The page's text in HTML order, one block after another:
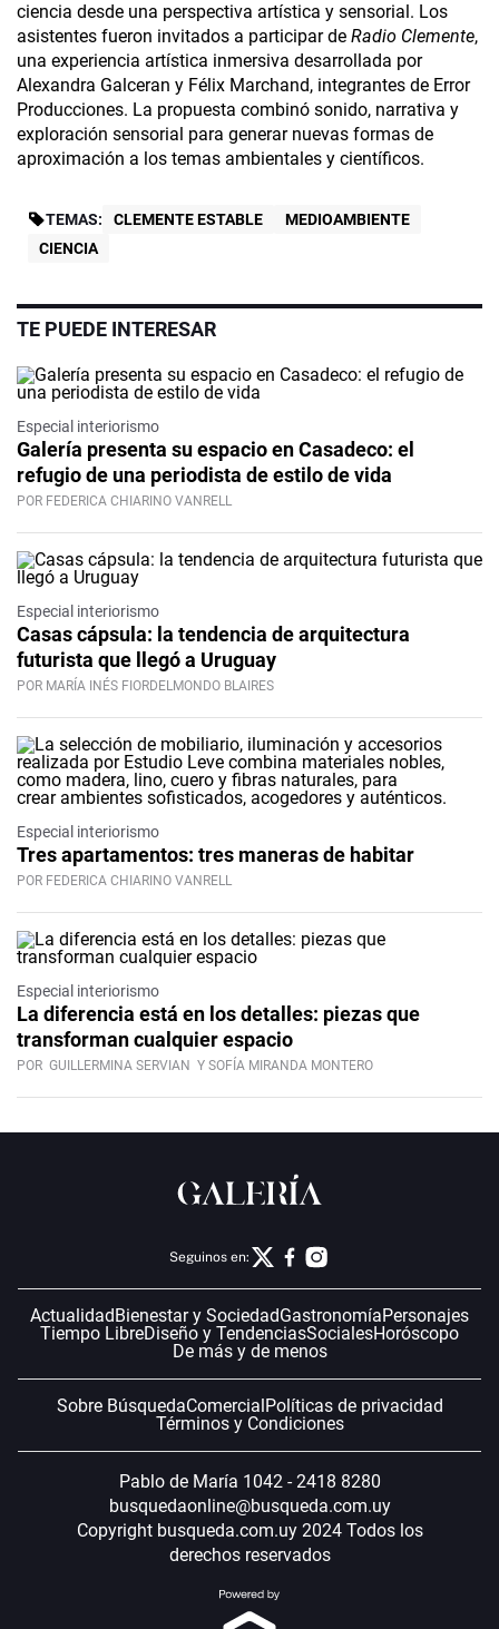
ciencia desde una perspectiva artística y sensorial. Los
asistentes fueron invitados a participar de Radio Clemente,
una experiencia artística inmersiva desarrollada por
Alexandra Galceran y Félix Marchand, integrantes de Error
Producciones. La propuesta combinó sonido, narrativa y
exploración sensorial para generar nuevas formas de
aproximación a los temas ambientales y científicos.
TEMAS: CLEMENTE ESTABLE
MEDIOAMBIENTE
CIENCIA
TE PUEDE INTERESAR
Especial interiorismo
Galería presenta su espacio en Casadeco: el
refugio de una periodista de estilo de vida
POR FEDERICA CHIARINO VANRELL
Especial interiorismo
Casas cápsula: la tendencia de arquitectura
futurista que llegó a Uruguay
POR MARÍA INÉS FIORDELMONDO BLAIRES
Especial interiorismo
Tres apartamentos: tres maneras de habitar
POR FEDERICA CHIARINO VANRELL
Especial interiorismo
La diferencia está en los detalles: piezas que
transforman cualquier espacio
POR GUILLERMINA SERVIAN Y SOFÍA MIRANDA MONTERO
Seguinos en:
Actualidad Bienestar y SociedadGastronomíaPersonajes
Tiempo LibreDiseño y TendenciasSocialesHoróscopo
De más y de menos
Sobre BúsquedaComercial Políticas de privacidad
Términos y Condiciones
Pablo de María 1042 - 2418 8280
busquedaonline@busqueda.com.uy
Copyright busqueda.com.uy 2024 Todos los
derechos reservados